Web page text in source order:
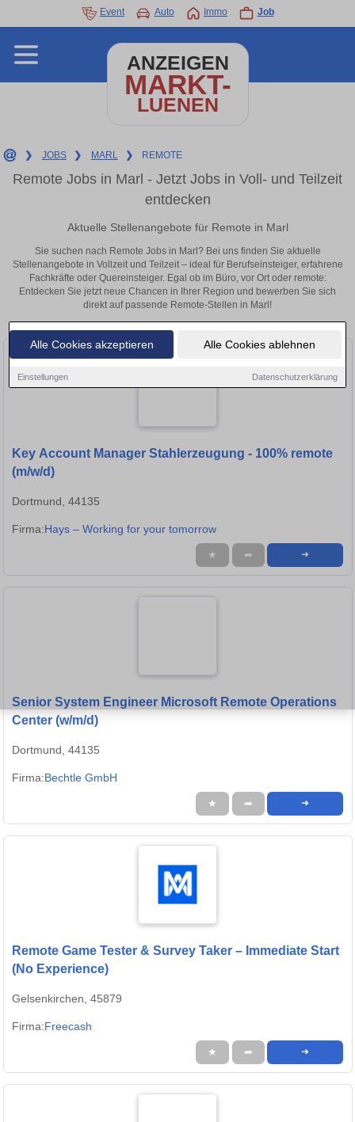
Alle Cookies akzeptieren Alle Cookies ablehnen
Einstellungen Datenschutzerklärung
Event Auto Immo Job
ANZEIGEN
MARKT-
LUENEN
❯ JOBS ❯ MARL ❯ REMOTE
Remote Jobs in Marl - Jetzt Jobs in Voll- und Teilzeit
entdecken
Aktuelle Stellenangebote für Remote in Marl
Sie suchen nach Remote Jobs in Marl? Bei uns finden Sie aktuelle
Stellenangebote in Vollzeit und Teilzeit – ideal für Berufseinsteiger, erfahrene
Fachkräfte oder Quereinsteiger. Egal ob im Büro, vor Ort oder remote:
Entdecken Sie jetzt neue Chancen in Ihrer Region und bewerben Sie sich
direkt auf passende Remote-Stellen in Marl!
Key Account Manager Stahlerzeugung - 100% remote
(m/w/d)
Dortmund, 44135
Firma:Hays – Working for your tomorrow
★ ➦ ➜
Senior System Engineer Microsoft Remote Operations
Center (w/m/d)
Dortmund, 44135
Firma:Bechtle GmbH
★ ➦ ➜
Remote Game Tester & Survey Taker – Immediate Start
(No Experience)
Gelsenkirchen, 45879
Firma:Freecash
★ ➦ ➜